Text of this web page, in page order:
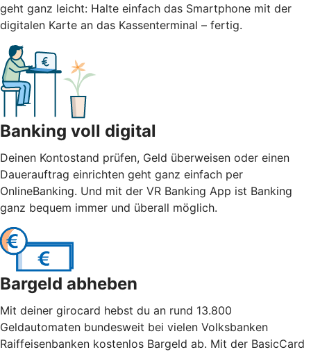
geht ganz leicht: Halte einfach das Smartphone mit der
digitalen Karte an das Kassenterminal – fertig.
Banking voll digital
Deinen Kontostand prüfen, Geld überweisen oder einen
Dauerauftrag einrichten geht ganz einfach per
OnlineBanking. Und mit der VR Banking App ist Banking
ganz bequem immer und überall möglich.
Bargeld abheben
Mit deiner girocard hebst du an rund 13.800
Geldautomaten bundesweit bei vielen Volksbanken
Raiffeisenbanken kostenlos Bargeld ab. Mit der BasicCard